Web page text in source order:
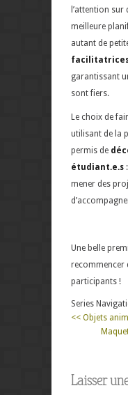
l’attention sur
meilleure
autant de
garantissant
sont fiers.
Le choix de
utilisant de la
permis de
étudiant.e.s
mener des
Une belle
recommencer
participants !
Series
<< Objets
Laisser